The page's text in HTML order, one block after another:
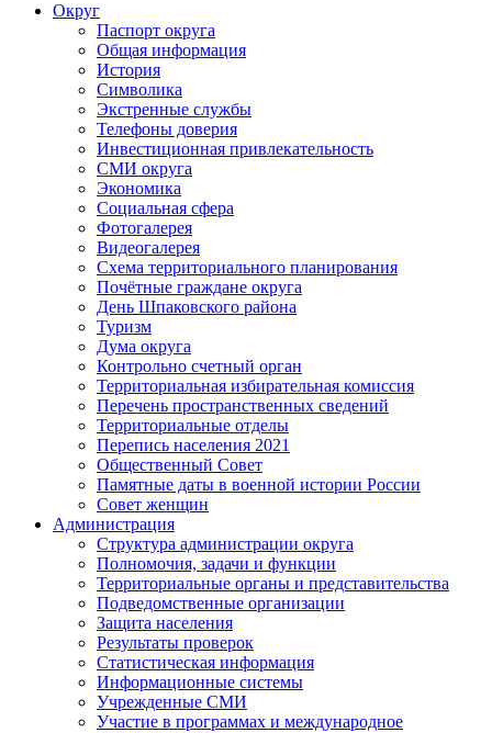
Округ
Паспорт округа
Общая информация
История
Символика
Экстренные службы
Телефоны доверия
Инвестиционная привлекательность
СМИ округа
Экономика
Социальная сфера
Фотогалерея
Видеогалерея
Схема территориального планирования
Почётные граждане округа
День Шпаковского района
Туризм
Дума округа
Контрольно счетный орган
Территориальная избирательная комиссия
Перечень пространственных сведений
Территориальные отделы
Перепись населения 2021
Общественный Совет
Памятные даты в военной истории России
Совет женщин
Администрация
Структура администрации округа
Полномочия, задачи и функции
Территориальные органы и представительства
Подведомственные организации
Защита населения
Результаты проверок
Статистическая информация
Информационные системы
Учрежденные СМИ
Участие в программах и международное